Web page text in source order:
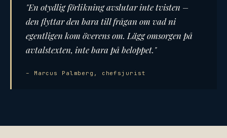
"En otydlig förlikning avslutar inte tvisten –
den flyttar den bara till frågan om vad ni
egentligen kom överens om. Lägg omsorgen på
avtalstexten, inte bara på beloppet."
– Marcus Palmberg, chefsjurist